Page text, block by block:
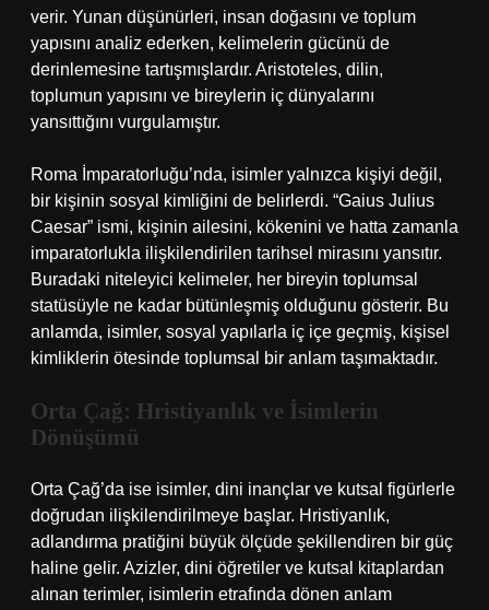
verir. Yunan düşünürleri, insan doğasını ve toplum
yapısını analiz ederken, kelimelerin gücünü de
derinlemesine tartışmışlardır. Aristoteles, dilin,
toplumun yapısını ve bireylerin iç dünyalarını
yansıttığını vurgulamıştır.
Roma İmparatorluğu’nda, isimler yalnızca kişiyi değil,
bir kişinin sosyal kimliğini de belirlerdi. “Gaius Julius
Caesar” ismi, kişinin ailesini, kökenini ve hatta zamanla
imparatorlukla ilişkilendirilen tarihsel mirasını yansıtır.
Buradaki niteleyici kelimeler, her bireyin toplumsal
statüsüyle ne kadar bütünleşmiş olduğunu gösterir. Bu
anlamda, isimler, sosyal yapılarla iç içe geçmiş, kişisel
kimliklerin ötesinde toplumsal bir anlam taşımaktadır.
Orta Çağ: Hristiyanlık ve İsimlerin
Dönüşümü
Orta Çağ’da ise isimler, dini inançlar ve kutsal figürlerle
doğrudan ilişkilendirilmeye başlar. Hristiyanlık,
adlandırma pratiğini büyük ölçüde şekillendiren bir güç
haline gelir. Azizler, dini öğretiler ve kutsal kitaplardan
alınan terimler, isimlerin etrafında dönen anlam